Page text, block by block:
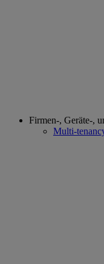
Firmen-, Geräte-,
Multi-